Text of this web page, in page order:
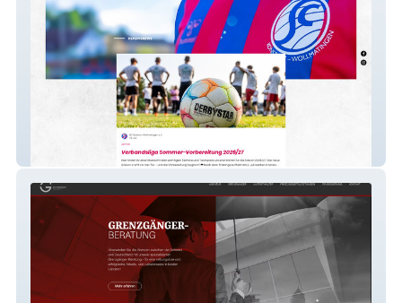
SC Konstanz-Wollmatingen